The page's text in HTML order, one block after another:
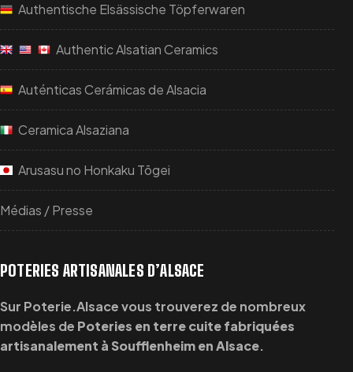
Authentische Elsässische Töpferwaren
Authentic Alsatian Ceramics
Auténticas Cerámicas de Alsacia
Ceramica Alsaziana
Arusasu no Honkaku Tōgei
Médias / Presse
POTERIES ARTISANALES D’ALSACE
Sur Poterie.Alsace vous trouverez de nombreux
modèles de Poteries en terre cuite fabriquées
artisanalement à Soufflenheim en Alsace.